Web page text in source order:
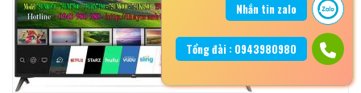
Nhắn tin zalo
Tổng đài : 0943980980